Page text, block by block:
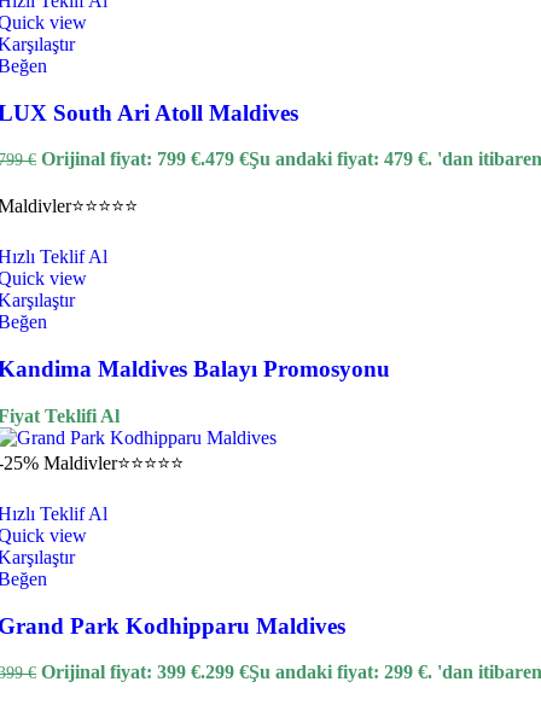
view
South Ari Atoll Maldives
€ Orijinal fiyat: 799 €.479 €Şu andaki fiyat: 479 €. 'dan itibaren
⭐⭐⭐⭐⭐
Teklif Al
view
Maldives Balayı Promosyonu
Teklifi Al
25% Maldivler⭐⭐⭐⭐⭐
Teklif Al
view
Park Kodhipparu Maldives
€ Orijinal fiyat: 399 €.299 €Şu andaki fiyat: 299 €. 'dan itibaren